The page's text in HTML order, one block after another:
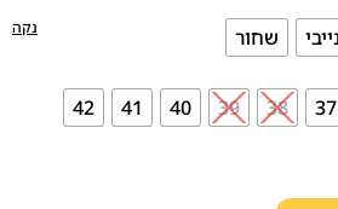
שחור
37
38
39
40
41
42
נקה